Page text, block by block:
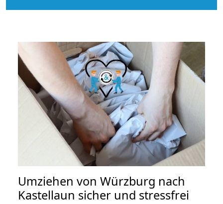
Umziehen von Würzburg nach
Kastellaun sicher und stressfrei